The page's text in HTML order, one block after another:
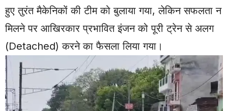
हुए तुरंत मैकेनिकों की टीम को बुलाया गया, लेकिन सफलता न
मिलने पर आखिरकार प्रभावित इंजन को पूरी ट्रेन से अलग
(Detached) करने का फैसला लिया गया।